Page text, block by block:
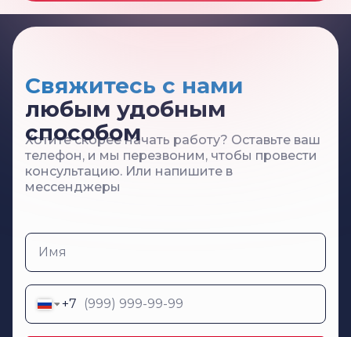
Хотите скорее начать работу? Оставьте ваш
телефон, и мы перезвоним, чтобы провести
консультацию. Или напишите в
мессенджеры
Имя
Телефон
+7